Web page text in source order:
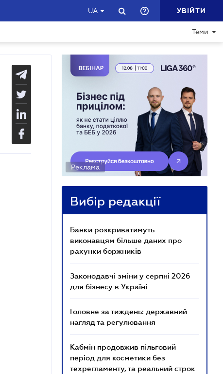
UA УВІЙТИ
Теми
Реклама
Вибір редакції
Банки розкриватимуть
виконавцям більше даних про
рахунки боржників
Законодавчі зміни у серпні 2026
для бізнесу в Україні
Головне за тиждень: державний
нагляд та регулювання
Кабмін продовжив пільговий
період для косметики без
техрегламенту, та реальний строк